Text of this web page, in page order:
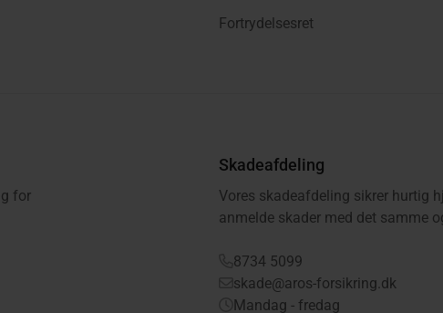
Fortrydelsesret
for
Skadeafdeling
Vores skadeafdeling sikrer hurtig
anmelde skader med det samme
8734 5099
skade@aros-forsikring.dk
Mandag - fredag